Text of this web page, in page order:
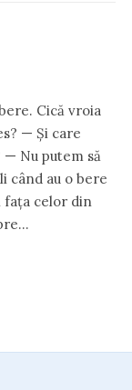
Cică vroia
— Și care
— Nu putem să
când au o bere
fața celor din